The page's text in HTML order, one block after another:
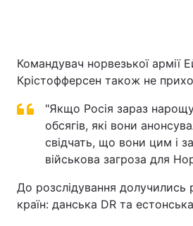
Командувач норвезької армії
Крістофферсен також не
"Якщо Росія зараз
обсягів, які вони
свідчать, що вони цим і
військова загроза для
До розслідування долучились
країн: данська DR та